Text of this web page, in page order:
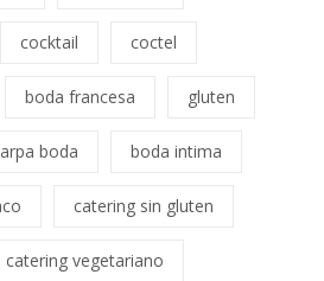
cocktail coctel
boda francesa gluten
boda boda intima
catering sin gluten
catering vegetariano